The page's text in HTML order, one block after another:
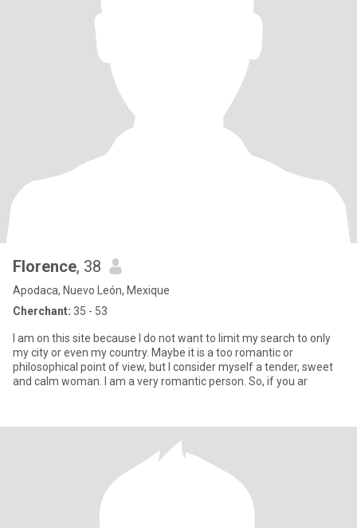
Florence, 38
Apodaca, Nuevo León, Mexique
Cherchant: 35 - 53
I am on this site because I do not want to limit my search to only
my city or even my country. Maybe it is a too romantic or
philosophical point of view, but I consider myself a tender, sweet
and calm woman. I am a very romantic person. So, if you ar